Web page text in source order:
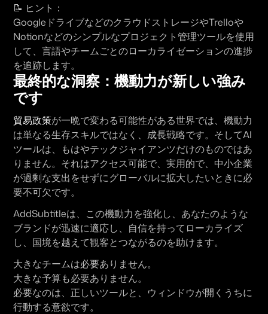
📝 ヒント：
GoogleドライブなどのクラウドストレージやTrelloや
Notionなどのシンプルなプロジェクト管理ツールを使用
して、言語やチームごとのローカライゼーションの進捗
を追跡します。
最終的な洞察：機動力が新しい強み
です
貿易政策が一晩で変わる可能性がある世界では、機動力
は単なる生存スキルではなく、成長戦略です。そしてAI
ツールは、もはやテックジャイアンツだけのものではあ
りません。それはアクセス可能で、実用的で、中小企業
が過剰な支出をせずにグローバルに拡大したいときに必
要不可欠です。
AddSubtitleは、この機動力を強化し、あなたのような
ブランドが迅速に適応し、自信を持ってローカライズ
し、国境を越えて観客とつながるのを助けます。
大きなチームは必要ありません。
大きな予算も必要ありません。
必要なのは、正しいツールと、ウィンドウが開くうちに
行動する意欲です。